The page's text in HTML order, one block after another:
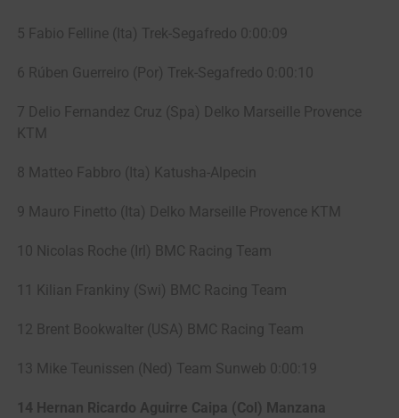
5 Fabio Felline (Ita) Trek-Segafredo 0:00:09
6 Rúben Guerreiro (Por) Trek-Segafredo 0:00:10
7 Delio Fernandez Cruz (Spa) Delko Marseille Provence
KTM
8 Matteo Fabbro (Ita) Katusha-Alpecin
9 Mauro Finetto (Ita) Delko Marseille Provence KTM
10 Nicolas Roche (Irl) BMC Racing Team
11 Kilian Frankiny (Swi) BMC Racing Team
12 Brent Bookwalter (USA) BMC Racing Team
13 Mike Teunissen (Ned) Team Sunweb 0:00:19
14 Hernan Ricardo Aguirre Caipa (Col) Manzana